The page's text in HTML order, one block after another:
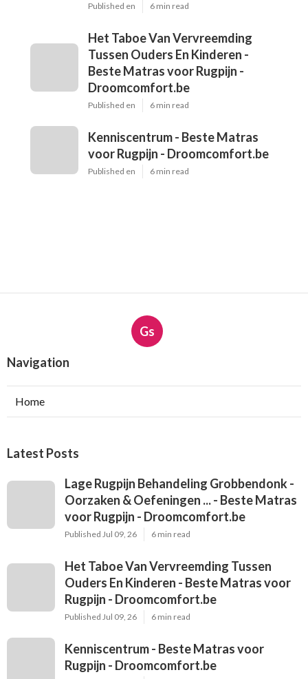
Published en 6 min read
Het Taboe Van Vervreemding
Tussen Ouders En Kinderen -
Beste Matras voor Rugpijn -
Droomcomfort.be
Published en 6 min read
Kenniscentrum - Beste Matras
voor Rugpijn - Droomcomfort.be
Published en 6 min read
Gs
Navigation
Home
Latest Posts
Lage Rugpijn Behandeling Grobbendonk -
Oorzaken & Oefeningen ... - Beste Matras
voor Rugpijn - Droomcomfort.be
Published Jul 09, 26 6 min read
Het Taboe Van Vervreemding Tussen
Ouders En Kinderen - Beste Matras voor
Rugpijn - Droomcomfort.be
Published Jul 09, 26 6 min read
Kenniscentrum - Beste Matras voor
Rugpijn - Droomcomfort.be